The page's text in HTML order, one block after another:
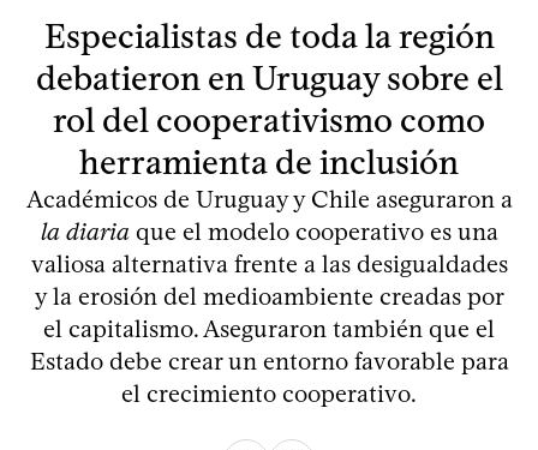
Especialistas de toda la región
debatieron en Uruguay sobre el
rol del cooperativismo como
herramienta de inclusión
Académicos de Uruguay y Chile aseguraron a
la diariaque el modelo cooperativo es una
valiosa alternativa frente a las desigualdades
y la erosión del medioambiente creadas por
el capitalismo. Aseguraron también que el
Estado debe crear un entorno favorable para
el crecimiento cooperativo.